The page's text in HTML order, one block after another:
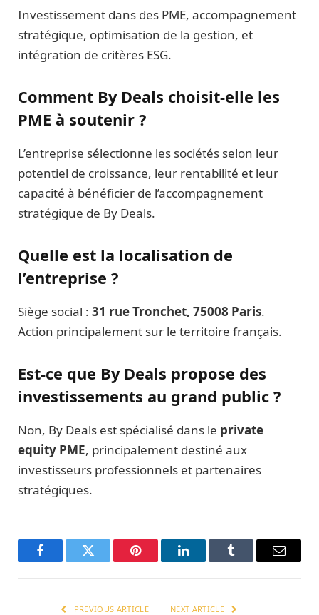
Investissement dans des PME, accompagnement
stratégique, optimisation de la gestion, et
intégration de critères ESG.
Comment By Deals choisit-elle les
PME à soutenir ?
L’entreprise sélectionne les sociétés selon leur
potentiel de croissance, leur rentabilité et leur
capacité à bénéficier de l’accompagnement
stratégique de By Deals.
Quelle est la localisation de
l’entreprise ?
Siège social : 31 rue Tronchet, 75008 Paris.
Action principalement sur le territoire français.
Est-ce que By Deals propose des
investissements au grand public ?
Non, By Deals est spécialisé dans le private
equity PME, principalement destiné aux
investisseurs professionnels et partenaires
stratégiques.
FacebookTwitter Pinterest LinkedInTumblr Email
PREVIOUS ARTICLE NEXT ARTICLE